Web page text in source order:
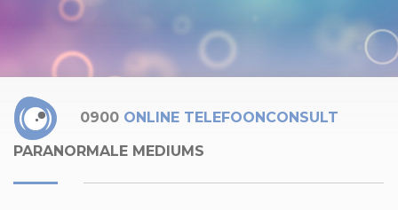
0900 ONLINE TELEFOONCONSULT
PARANORMALE MEDIUMS